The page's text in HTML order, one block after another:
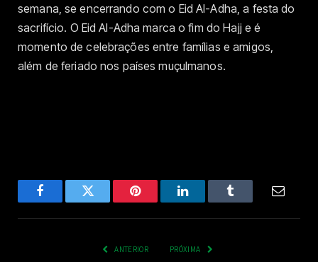
semana, se encerrando com o Eid Al-Adha, a festa do
sacrifício. O Eid Al-Adha marca o fim do Hajj e é
momento de celebrações entre famílias e amigos,
além de feriado nos países muçulmanos.
FacebookTwitter Pinterest LinkedInTumblr
ANTERIOR PRÓXIMA